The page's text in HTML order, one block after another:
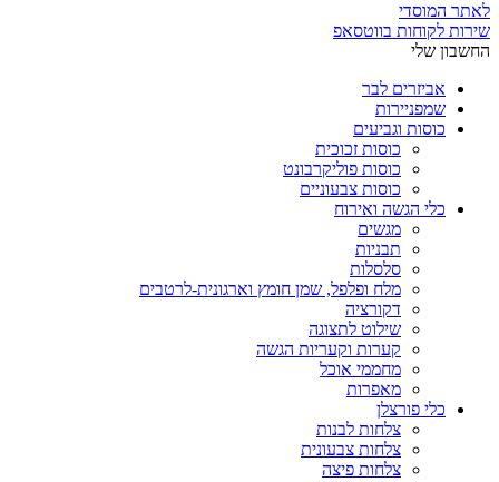
לאתר המוסדי
שירות לקוחות בווטסאפ
החשבון שלי
אביזרים לבר
שמפניירות
כוסות וגביעים
כוסות זכוכית
כוסות פוליקרבונט
כוסות צבעוניים
כלי הגשה ואירוח
מגשים
תבניות
סלסלות
מלח ופלפל, שמן חומץ וארגונית-לרטבים
דקורציה
שילוט לתצוגה
קערות וקעריות הגשה
מחממי אוכל
מאפרות
כלי פורצלן
צלחות לבנות
צלחות צבעונית
צלחות פיצה